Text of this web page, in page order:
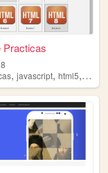
Practicas
,javascript,html5, web